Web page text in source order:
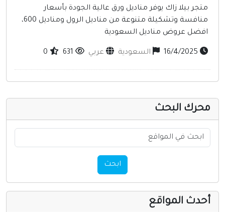
مواقع طبيه
منتديات
أخرى ومنوعه
متجر بيلا زاك يوفر مناديل ورق عالية الجودة بأسعار
منافسة وتشكيلة متنوعة من مناديل الرول ومناديل 600،
افضل عروض مناديل السعودية
السعودية عربي 631
0
البحث
المواقع